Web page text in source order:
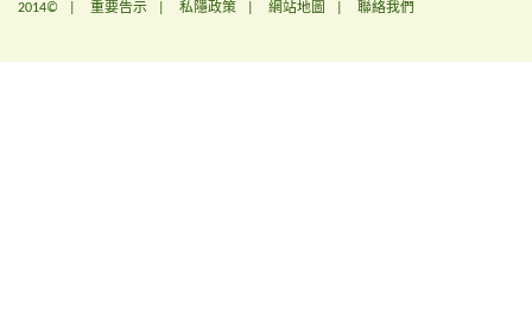
2014© | 重要告示 私隱政策 網站地圖 聯絡我們